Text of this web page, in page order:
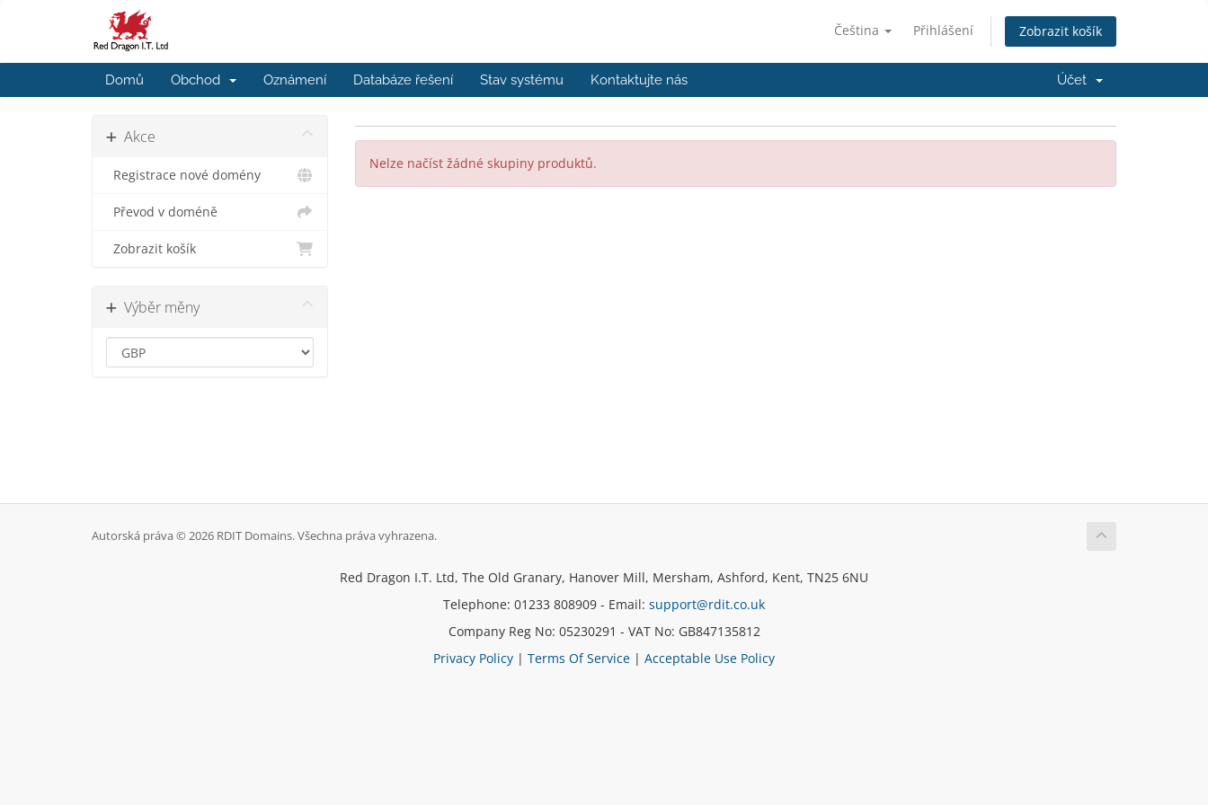
Čeština Přihlášení Zobrazit košík
Domů Obchod Oznámení Databáze řešení Stav systému Kontaktujte nás Účet
Akce
Registrace nové domény
Převod v doméně
Zobrazit košík
Výběr měny
Nelze načíst žádné skupiny produktů.
Autorská práva © 2026 RDIT Domains. Všechna práva vyhrazena.
Red Dragon I.T. Ltd, The Old Granary, Hanover Mill, Mersham, Ashford, Kent, TN25 6NU
Telephone: 01233 808909 - Email: support@rdit.co.uk
Company Reg No: 05230291 - VAT No: GB847135812
Privacy Policy | Terms Of Service | Acceptable Use Policy